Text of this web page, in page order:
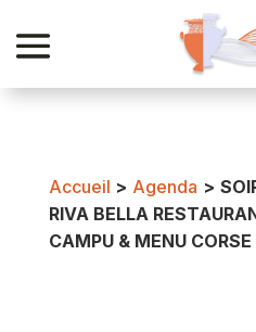
Accueil > Agenda >
RIVA BELLA
CAMPU & MENU CORSE